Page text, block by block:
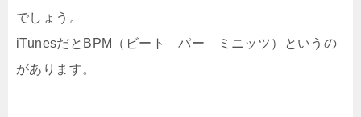
でしょう。
iTunesだとBPM（ビート パー ミニッツ）というの
があります。